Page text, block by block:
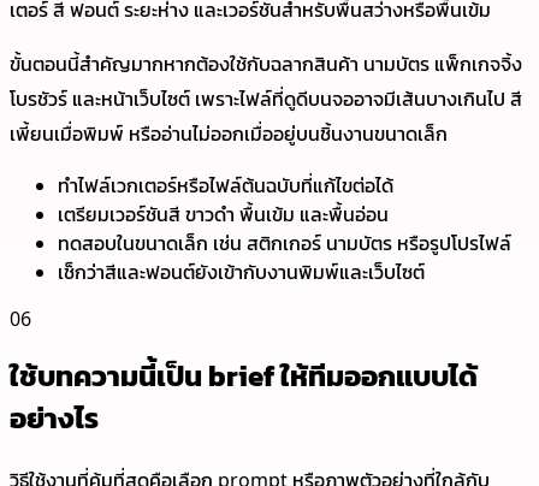
เตอร์ สี ฟอนต์ ระยะห่าง และเวอร์ชันสำหรับพื้นสว่างหรือพื้นเข้ม
ขั้นตอนนี้สำคัญมากหากต้องใช้กับฉลากสินค้า นามบัตร แพ็กเกจจิ้ง
โบรชัวร์ และหน้าเว็บไซต์ เพราะไฟล์ที่ดูดีบนจออาจมีเส้นบางเกินไป สี
เพี้ยนเมื่อพิมพ์ หรืออ่านไม่ออกเมื่ออยู่บนชิ้นงานขนาดเล็ก
ทำไฟล์เวกเตอร์หรือไฟล์ต้นฉบับที่แก้ไขต่อได้
เตรียมเวอร์ชันสี ขาวดำ พื้นเข้ม และพื้นอ่อน
ทดสอบในขนาดเล็ก เช่น สติกเกอร์ นามบัตร หรือรูปโปรไฟล์
เช็กว่าสีและฟอนต์ยังเข้ากับงานพิมพ์และเว็บไซต์
06
ใช้บทความนี้เป็น brief ให้ทีมออกแบบได้
อย่างไร
วิธีใช้งานที่คุ้มที่สุดคือเลือก prompt หรือภาพตัวอย่างที่ใกล้กับ